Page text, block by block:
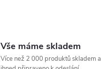
Vše máme skladem
Více než 2 000 produktů skladem a